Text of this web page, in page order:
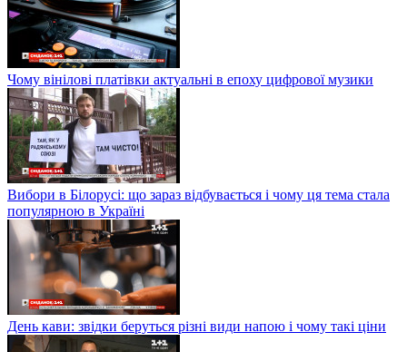
Чому вінілові платівки актуальні в епоху цифрової музики
Вибори в Білорусі: що зараз відбувається і чому ця тема стала
популярною в Україні
День кави: звідки беруться різні види напою і чому такі ціни